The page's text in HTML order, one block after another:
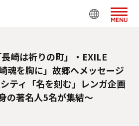
MENU
崎は祈りの町」・EXILE
魂を胸に」故郷へメッセージ
ティ「名を刻む」レンガ企画
の著名人5名が集結～